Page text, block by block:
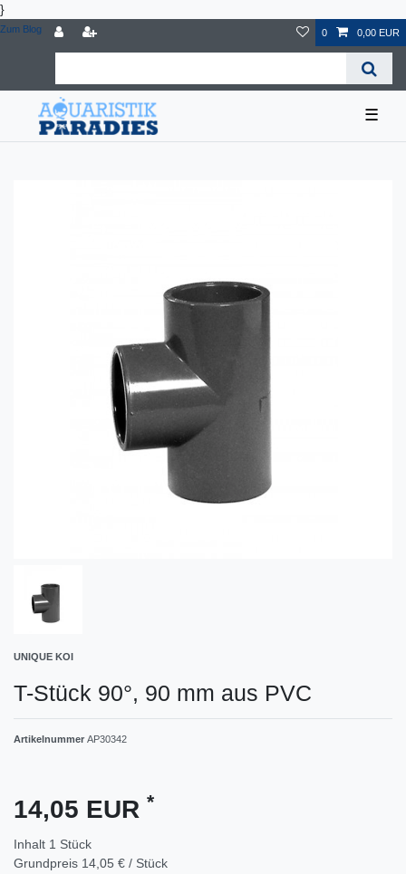
}
Zum Blog 0 0,00 EUR
☰
UNIQUE KOI
T-Stück 90°, 90 mm aus PVC
Artikelnummer AP30342
14,05 EUR *
Inhalt 1 Stück
Grundpreis 14,05 € / Stück